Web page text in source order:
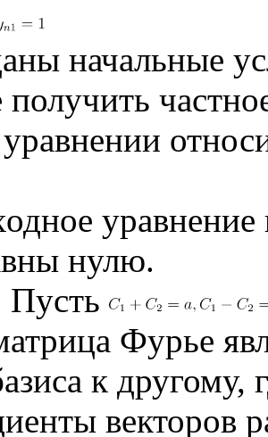
начальные
нулю.
Фурье
к другому,
векторов